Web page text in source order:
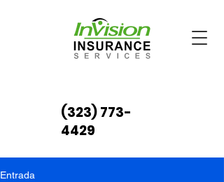
(323) 773-
4429
Entrada